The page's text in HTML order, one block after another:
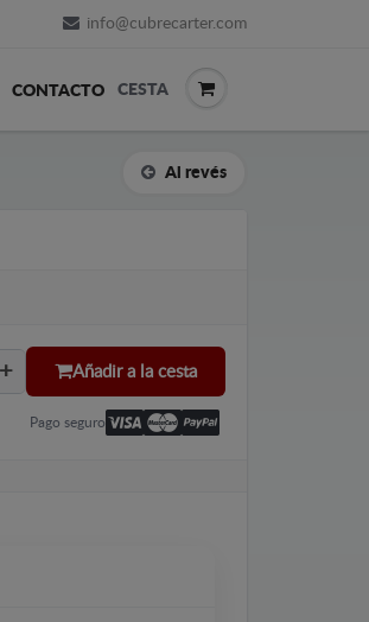
info@cubrecarter.com
CONTACTO CESTA
Al revés
Añadir a la cesta
Pago seguro